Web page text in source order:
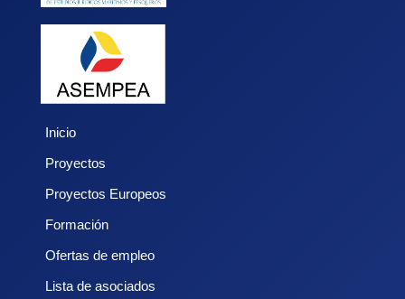
Inicio
Proyectos
Proyectos Europeos
Formación
Ofertas de empleo
Lista de asociados